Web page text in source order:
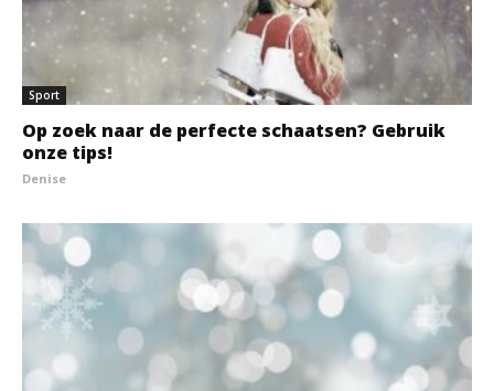
Sport
Op zoek naar de perfecte schaatsen? Gebruik
onze tips!
Denise